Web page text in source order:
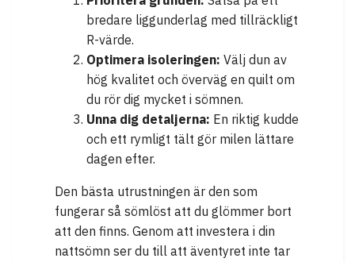
bredare liggunderlag med tillräckligt
R-värde.
Optimera isoleringen: Välj dun av
hög kvalitet och överväg en quilt om
du rör dig mycket i sömnen.
Unna dig detaljerna: En riktig kudde
och ett rymligt tält gör milen lättare
dagen efter.
Den bästa utrustningen är den som
fungerar så sömlöst att du glömmer bort
att den finns. Genom att investera i din
nattsömn ser du till att äventyret inte tar